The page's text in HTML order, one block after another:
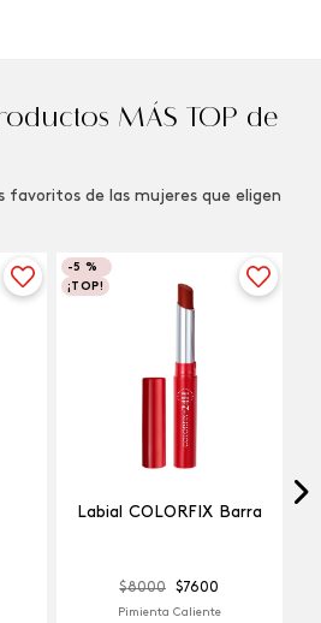
MÁS TOP de
favoritos de las mujeres que eligen
-5 %
¡TOP!
Labial COLORFIX Barra
$8000 $7600
Pimienta Caliente